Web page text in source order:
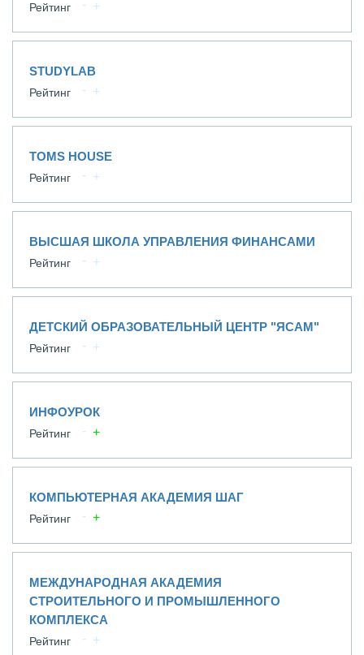
Рейтинг
STUDYLAB
Рейтинг
TOMS HOUSE
Рейтинг
ВЫСШАЯ ШКОЛА УПРАВЛЕНИЯ ФИНАНСАМИ
Рейтинг
ДЕТСКИЙ ОБРАЗОВАТЕЛЬНЫЙ ЦЕНТР "ЯСАМ"
Рейтинг
ИНФОУРОК
Рейтинг
КОМПЬЮТЕРНАЯ АКАДЕМИЯ ШАГ
Рейтинг
МЕЖДУНАРОДНАЯ АКАДЕМИЯ
СТРОИТЕЛЬНОГО И ПРОМЫШЛЕННОГО
КОМПЛЕКСА
Рейтинг